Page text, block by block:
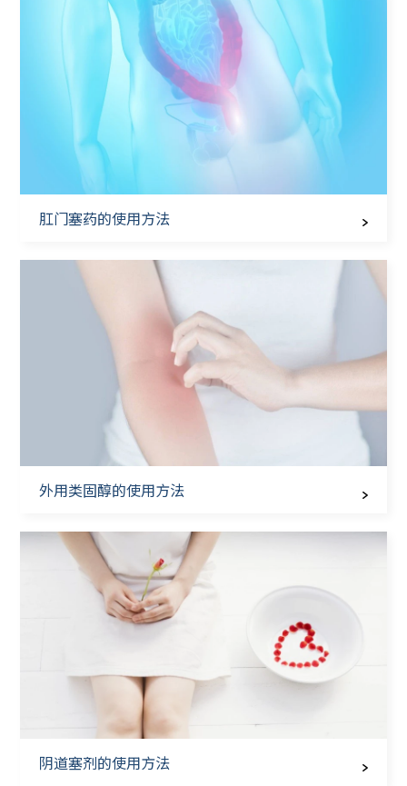
肛门塞药的使用方法
外用类固醇的使用方法
阴道塞剂的使用方法